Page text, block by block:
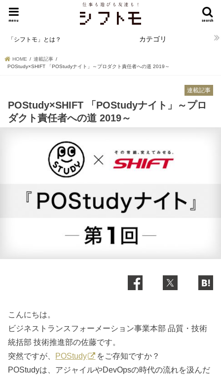
search
menu
「シフトモ」とは？ カテゴリ
HOME
連載記事
POStudy×SHIFT 「POStudyナイト」～プロダクト責任者への道 2019～
連載記事
POStudy×SHIFT 「POStudyナイト」～プロ
ダクト責任者への道 2019～
こんにちは。
ビジネストランスフォーメーション事業本部 品質・技術
統括部 技術推進部の佐藤です。
突然ですが、 POStudy
をご存知ですか？
POStudyは、アジャイルやDevOpsの時代の流れを汲んだ